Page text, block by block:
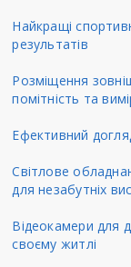
Найкращі
результатів
Розміщення
помітність та
Ефективний
Світлове
для незабутніх
Відеокамери для
своєму житлі